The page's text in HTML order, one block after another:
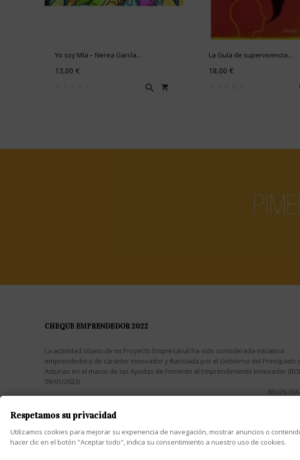
Yo soy Mía – Nerea García...
13,00 €


La Guía de supervivencia...
18,00 €
CHEQUE EMPRENDEDOR 2022
La actividad objeto de mi Proyecto Empresarial ha sido considerada iniciativa
emprendedora de carácter innovador y financiada por el Gobierno del Principado
Asturias en el marco de las Ayudas de Fomento al Emprendimiento Innovador
09/01/2023)
BELEN
2025 Copyright © Pimentón Dulce - PlanB Diseño web Asturias
Respetamos su privacidad
Utilizamos cookies para mejorar su experiencia de navegación, mostrar anuncios o
hacer clic en el botón "Aceptar todo", indica su consentimiento a nuestro uso de cookies.